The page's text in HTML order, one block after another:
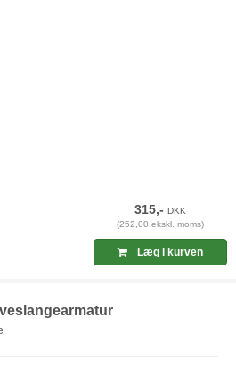
315,-DKK
(252,00 ekskl. moms)
Læg i kurven